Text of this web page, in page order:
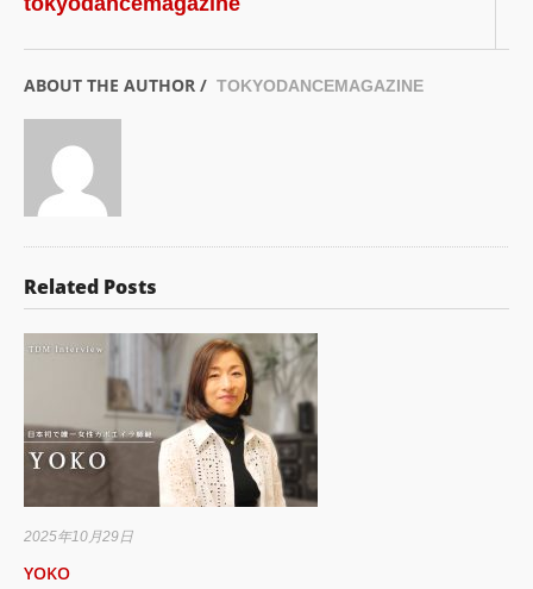
ABOUT THE AUTHOR / TOKYODANCEMAGAZINE
Related Posts
2025年10月29日
YOKO